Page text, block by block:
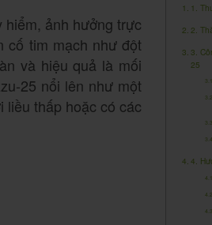
hiểm, ảnh hưởng trực
cố tim mạch như đột
và hiệu quả là mối
25 nổi lên như một
liều thấp hoặc có các
1.
2.
3.
25
4.